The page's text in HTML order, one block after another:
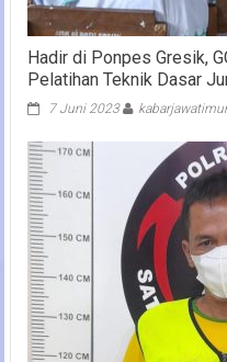
Hadir di Ponpes Gresik,
Pelatihan Teknik Dasar
7 Juni 2023 kabarjawatimur